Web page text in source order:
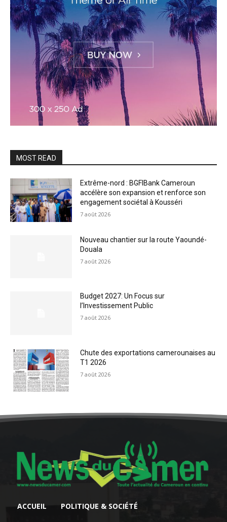
MOST READ
Extrême-nord : BGFIBank Cameroun
accélère son expansion et renforce son
engagement sociétal à Kousséri
7 août 2026
Nouveau chantier sur la route Yaoundé-
Douala
7 août 2026
Budget 2027: Un Focus sur
l’Investissement Public
7 août 2026
Chute des exportations camerounaises au
T1 2026
7 août 2026
ACCUEIL POLITIQUE & SOCIÉTÉ